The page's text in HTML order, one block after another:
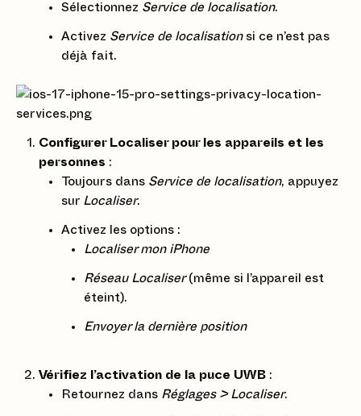
Sélectionnez Service de localisation.
Activez Service de localisationsi ce n’est pas
déjà fait.
Configurer Localiser pour les appareils et les
personnes :
Toujours dans Service de localisation, appuyez
sur Localiser.
Activez les options :
Localiser mon iPhone
Réseau Localiser(même si l’appareil est
éteint).
Envoyer la dernière position
Vérifiez l’activation de la puce UWB :
Retournez dans Réglages > Localiser.